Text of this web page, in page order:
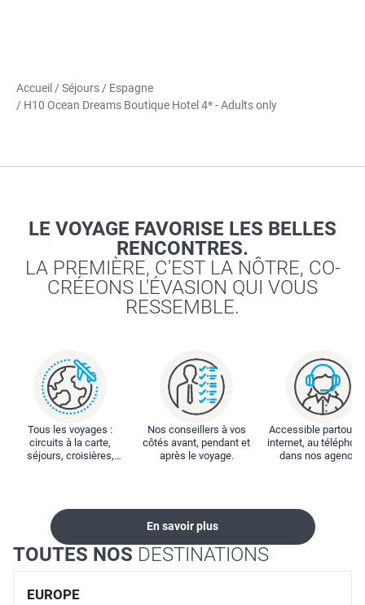
Accueil /Séjours / Espagne
/ H10 Ocean Dreams Boutique Hotel 4* - Adults only
LE VOYAGE FAVORISE LES BELLES
RENCONTRES.
LA PREMIÈRE, C'EST LA NÔTRE, CO-
CRÉEONS L'ÉVASION QUI VOUS
RESSEMBLE.
Tous les voyages :
circuits à la carte,
séjours, croisières,
Nos conseillers à vos
côtés avant, pendant et
après le voyage.
Accessible partout :
internet, au
dans nos
En savoir plus
TOUTES NOS DESTINATIONS
EUROPE